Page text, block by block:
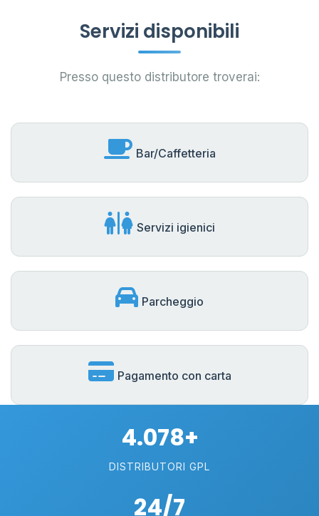
Servizi disponibili
Presso questo distributore troverai:
Bar/Caffetteria
Servizi igienici
Parcheggio
Pagamento con carta
4.078+
DISTRIBUTORI GPL
24/7